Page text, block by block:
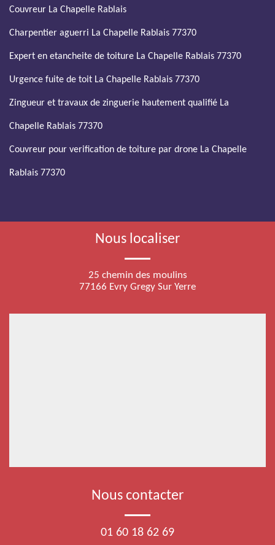
Couvreur La Chapelle Rablais
Charpentier aguerri La Chapelle Rablais 77370
Expert en etancheite de toiture La Chapelle Rablais 77370
Urgence fuite de toit La Chapelle Rablais 77370
Zingueur et travaux de zinguerie hautement qualifié La
Chapelle Rablais 77370
Couvreur pour verification de toiture par drone La Chapelle
Rablais 77370
Nous localiser
25 chemin des moulins
77166 Evry Gregy Sur Yerre
Nous contacter
01 60 18 62 69